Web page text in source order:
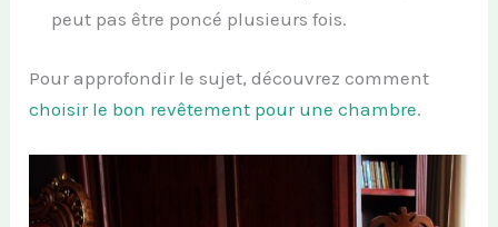
peut pas être poncé plusieurs fois.
Pour approfondir le sujet, découvrez comment
choisir le bon revêtement pour une chambre.